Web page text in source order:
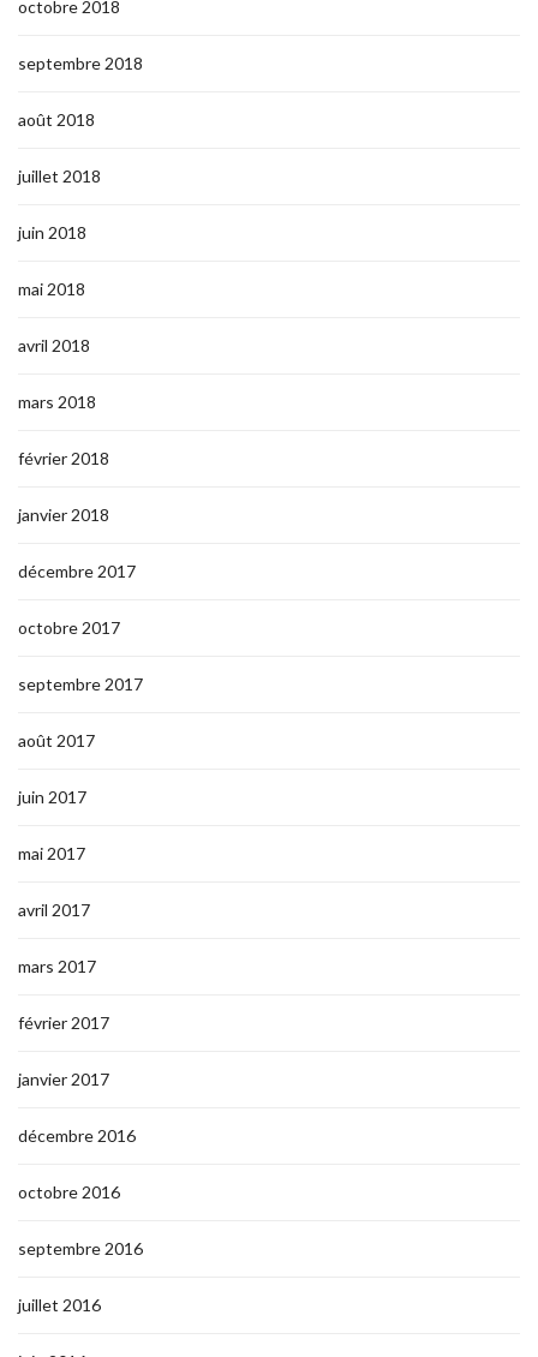
octobre 2018
septembre 2018
août 2018
juillet 2018
juin 2018
mai 2018
avril 2018
mars 2018
février 2018
janvier 2018
décembre 2017
octobre 2017
septembre 2017
août 2017
juin 2017
mai 2017
avril 2017
mars 2017
février 2017
janvier 2017
décembre 2016
octobre 2016
septembre 2016
juillet 2016